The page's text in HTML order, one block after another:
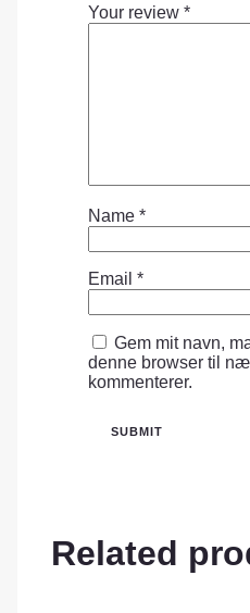
Your review *
Name *
Email *
Gem mit navn,
denne browser til
kommenterer.
Related